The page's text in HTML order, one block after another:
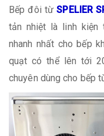
Bếp đôi từSPELIER
tản nhiệt là linh kiện
nhanh nhất cho bếp
quạt có thể lên tới
chuyên dùng cho bếp